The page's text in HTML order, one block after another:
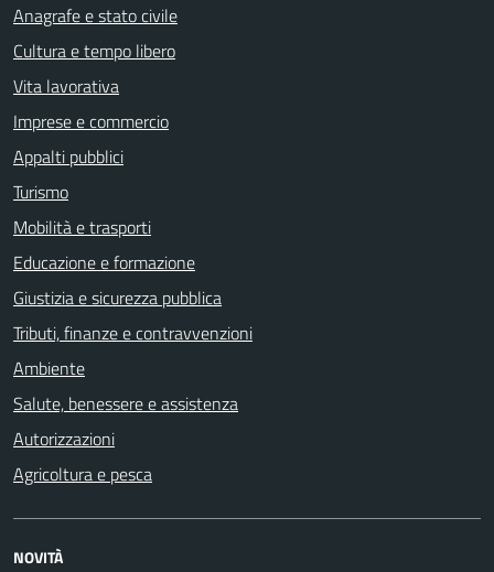
Anagrafe e stato civile
Cultura e tempo libero
Vita lavorativa
Imprese e commercio
Appalti pubblici
Turismo
Mobilità e trasporti
Educazione e formazione
Giustizia e sicurezza pubblica
Tributi, finanze e contravvenzioni
Ambiente
Salute, benessere e assistenza
Autorizzazioni
Agricoltura e pesca
NOVITÀ